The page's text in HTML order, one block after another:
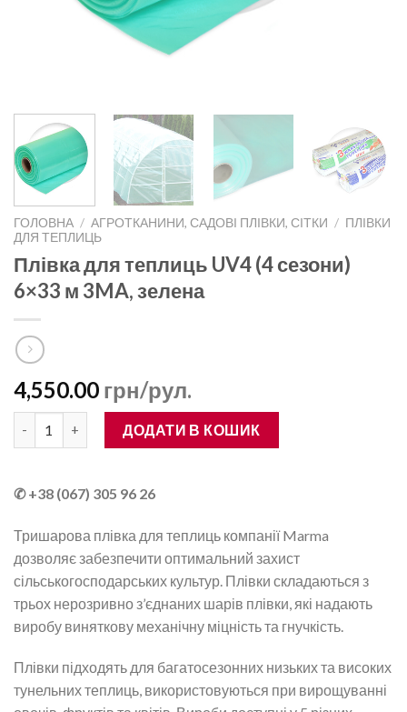
ГОЛОВНА / АГРОТКАНИНИ, САДОВІ ПЛІВКИ, СІТКИ / ПЛІВКИ
ДЛЯ ТЕПЛИЦЬ
Плівка для теплиць UV4 (4 сезони)
6×33 м 3MA, зелена
4,550.00 грн/рул.
Плівка для теплиць UV4 (4 сезони) 6×33 м 3MA, зелена
ДОДАТИ В КОШИК
✆ +38 (067) 305 96 26
Тришарова плівка для теплиць компанії Marma
дозволяє забезпечити оптимальний захист
сільськогосподарських культур. Плівки складаються з
трьох нерозривно з’єднаних шарів плівки, які надають
виробу виняткову механічну міцність та гнучкість.
Плівки підходять для багатосезонних низьких та високих
тунельних теплиць, використовуються при вирощуванні